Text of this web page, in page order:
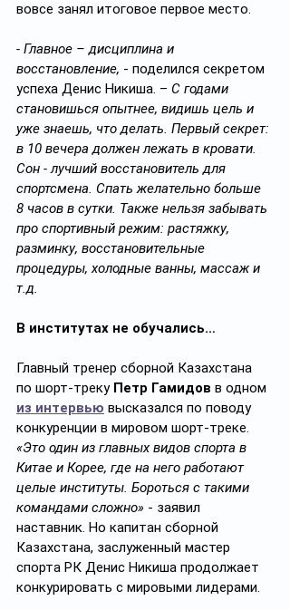
вовсе занял итоговое первое место.
- Главное – дисциплина и
восстановление, - поделился секретом
успеха Денис Никиша. – С годами
становишься опытнее, видишь цель и
уже знаешь, что делать. Первый секрет:
в 10 вечера должен лежать в кровати.
Сон - лучший восстановитель для
спортсмена. Спать желательно больше
8 часов в сутки. Также нельзя забывать
про спортивный режим: растяжку,
разминку, восстановительные
процедуры, холодные ванны, массаж и
т.д.
В институтах не обучались…
Главный тренер сборной Казахстана
по шорт-треку Петр Гамидов в одном
из интервью высказался по поводу
конкуренции в мировом шорт-треке.
«Это один из главных видов спорта в
Китае и Корее, где на него работают
целые институты. Бороться с такими
командами сложно» - заявил
наставник. Но капитан сборной
Казахстана, заслуженный мастер
спорта РК Денис Никиша продолжает
конкурировать с мировыми лидерами.